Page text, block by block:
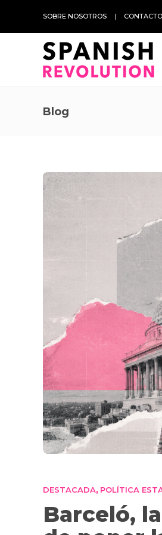
SOBRE NOSOTROS CONTACTO
Blog
DESTACADA, POLÍTICA
Barceló,